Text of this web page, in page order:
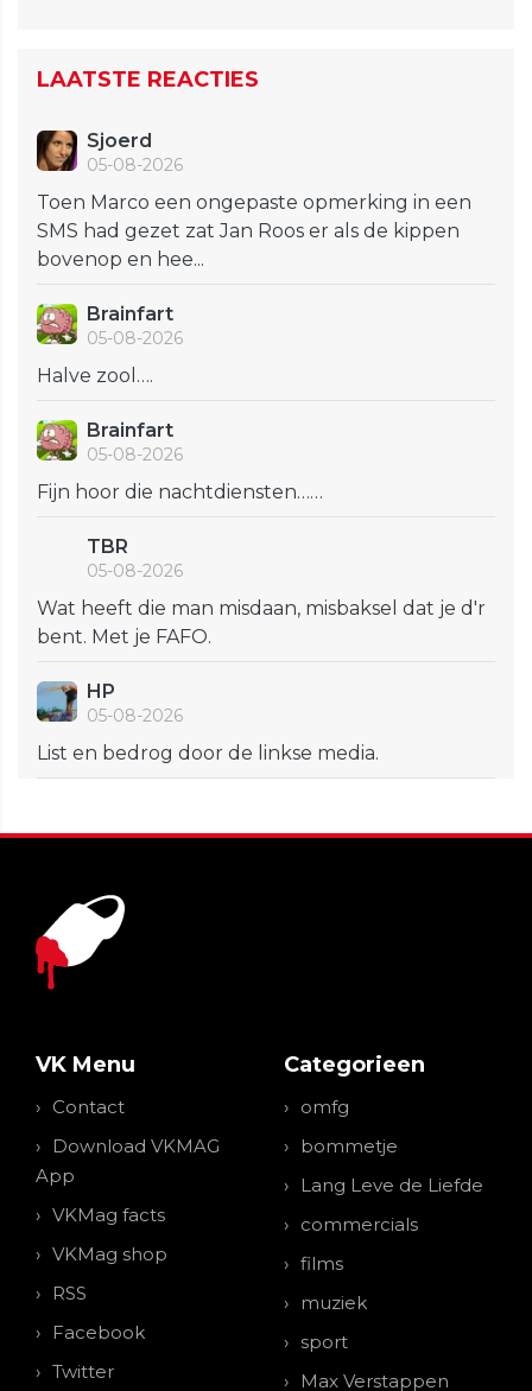
LAATSTE REACTIES
Sjoerd
05-08-2026
Toen Marco een ongepaste opmerking in een
SMS had gezet zat Jan Roos er als de kippen
bovenop en hee...
Brainfart
05-08-2026
Halve zool….
Brainfart
05-08-2026
Fijn hoor die nachtdiensten……
TBR
05-08-2026
Wat heeft die man misdaan, misbaksel dat je d'r
bent. Met je FAFO.
HP
05-08-2026
List en bedrog door de linkse media.
VK Menu
Contact
Download VKMAG
App
VKMag facts
VKMag shop
RSS
Facebook
Twitter
Categorieen
omfg
bommetje
Lang Leve de Liefde
commercials
films
muziek
sport
Max Verstappen